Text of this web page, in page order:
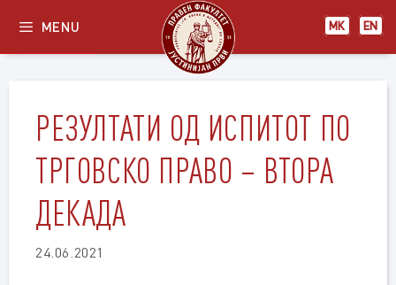
content
МК EN
MENU
РЕЗУЛТАТИ ОД ИСПИТОТ ПО
ТРГОВСКО ПРАВО – ВТОРА
ДЕКАДА
24.06.2021